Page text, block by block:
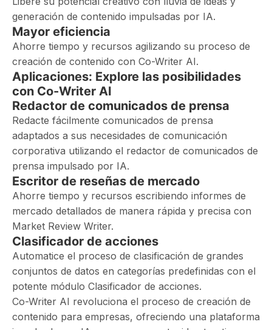
generación de contenido impulsadas por IA.
Mayor eficiencia
Ahorre tiempo y recursos agilizando su proceso de
creación de contenido con Co-Writer AI.
Aplicaciones: Explore las posibilidades
con Co-Writer AI
Redactor de comunicados de prensa
Redacte fácilmente comunicados de prensa
adaptados a sus necesidades de comunicación
corporativa utilizando el redactor de comunicados de
prensa impulsado por IA.
Escritor de reseñas de mercado
Ahorre tiempo y recursos escribiendo informes de
mercado detallados de manera rápida y precisa con
Market Review Writer.
Clasificador de acciones
Automatice el proceso de clasificación de grandes
conjuntos de datos en categorías predefinidas con el
potente módulo Clasificador de acciones.
Co-Writer AI revoluciona el proceso de creación de
contenido para empresas, ofreciendo una plataforma